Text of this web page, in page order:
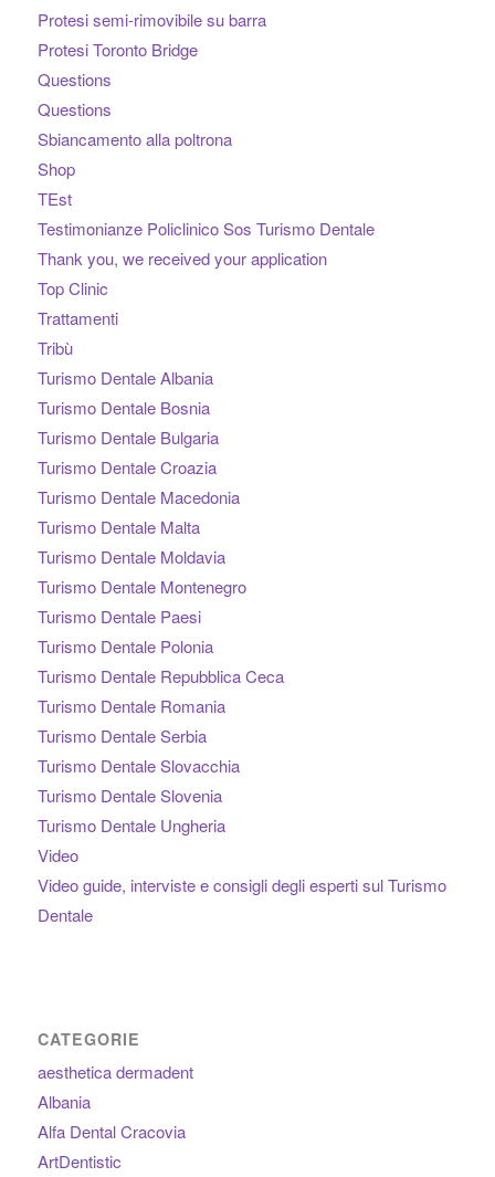
Protesi semi-rimovibile su barra
Protesi Toronto Bridge
Questions
Questions
Sbiancamento alla poltrona
Shop
TEst
Testimonianze Policlinico Sos Turismo Dentale
Thank you, we received your application
Top Clinic
Trattamenti
Tribù
Turismo Dentale Albania
Turismo Dentale Bosnia
Turismo Dentale Bulgaria
Turismo Dentale Croazia
Turismo Dentale Macedonia
Turismo Dentale Malta
Turismo Dentale Moldavia
Turismo Dentale Montenegro
Turismo Dentale Paesi
Turismo Dentale Polonia
Turismo Dentale Repubblica Ceca
Turismo Dentale Romania
Turismo Dentale Serbia
Turismo Dentale Slovacchia
Turismo Dentale Slovenia
Turismo Dentale Ungheria
Video
Video guide, interviste e consigli degli esperti sul Turismo
Dentale
CATEGORIE
aesthetica dermadent
Albania
Alfa Dental Cracovia
ArtDentistic